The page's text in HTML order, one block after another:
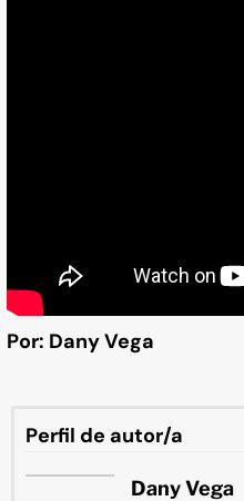
Por: Dany Vega
Perfil de autor/a
Dany Vega